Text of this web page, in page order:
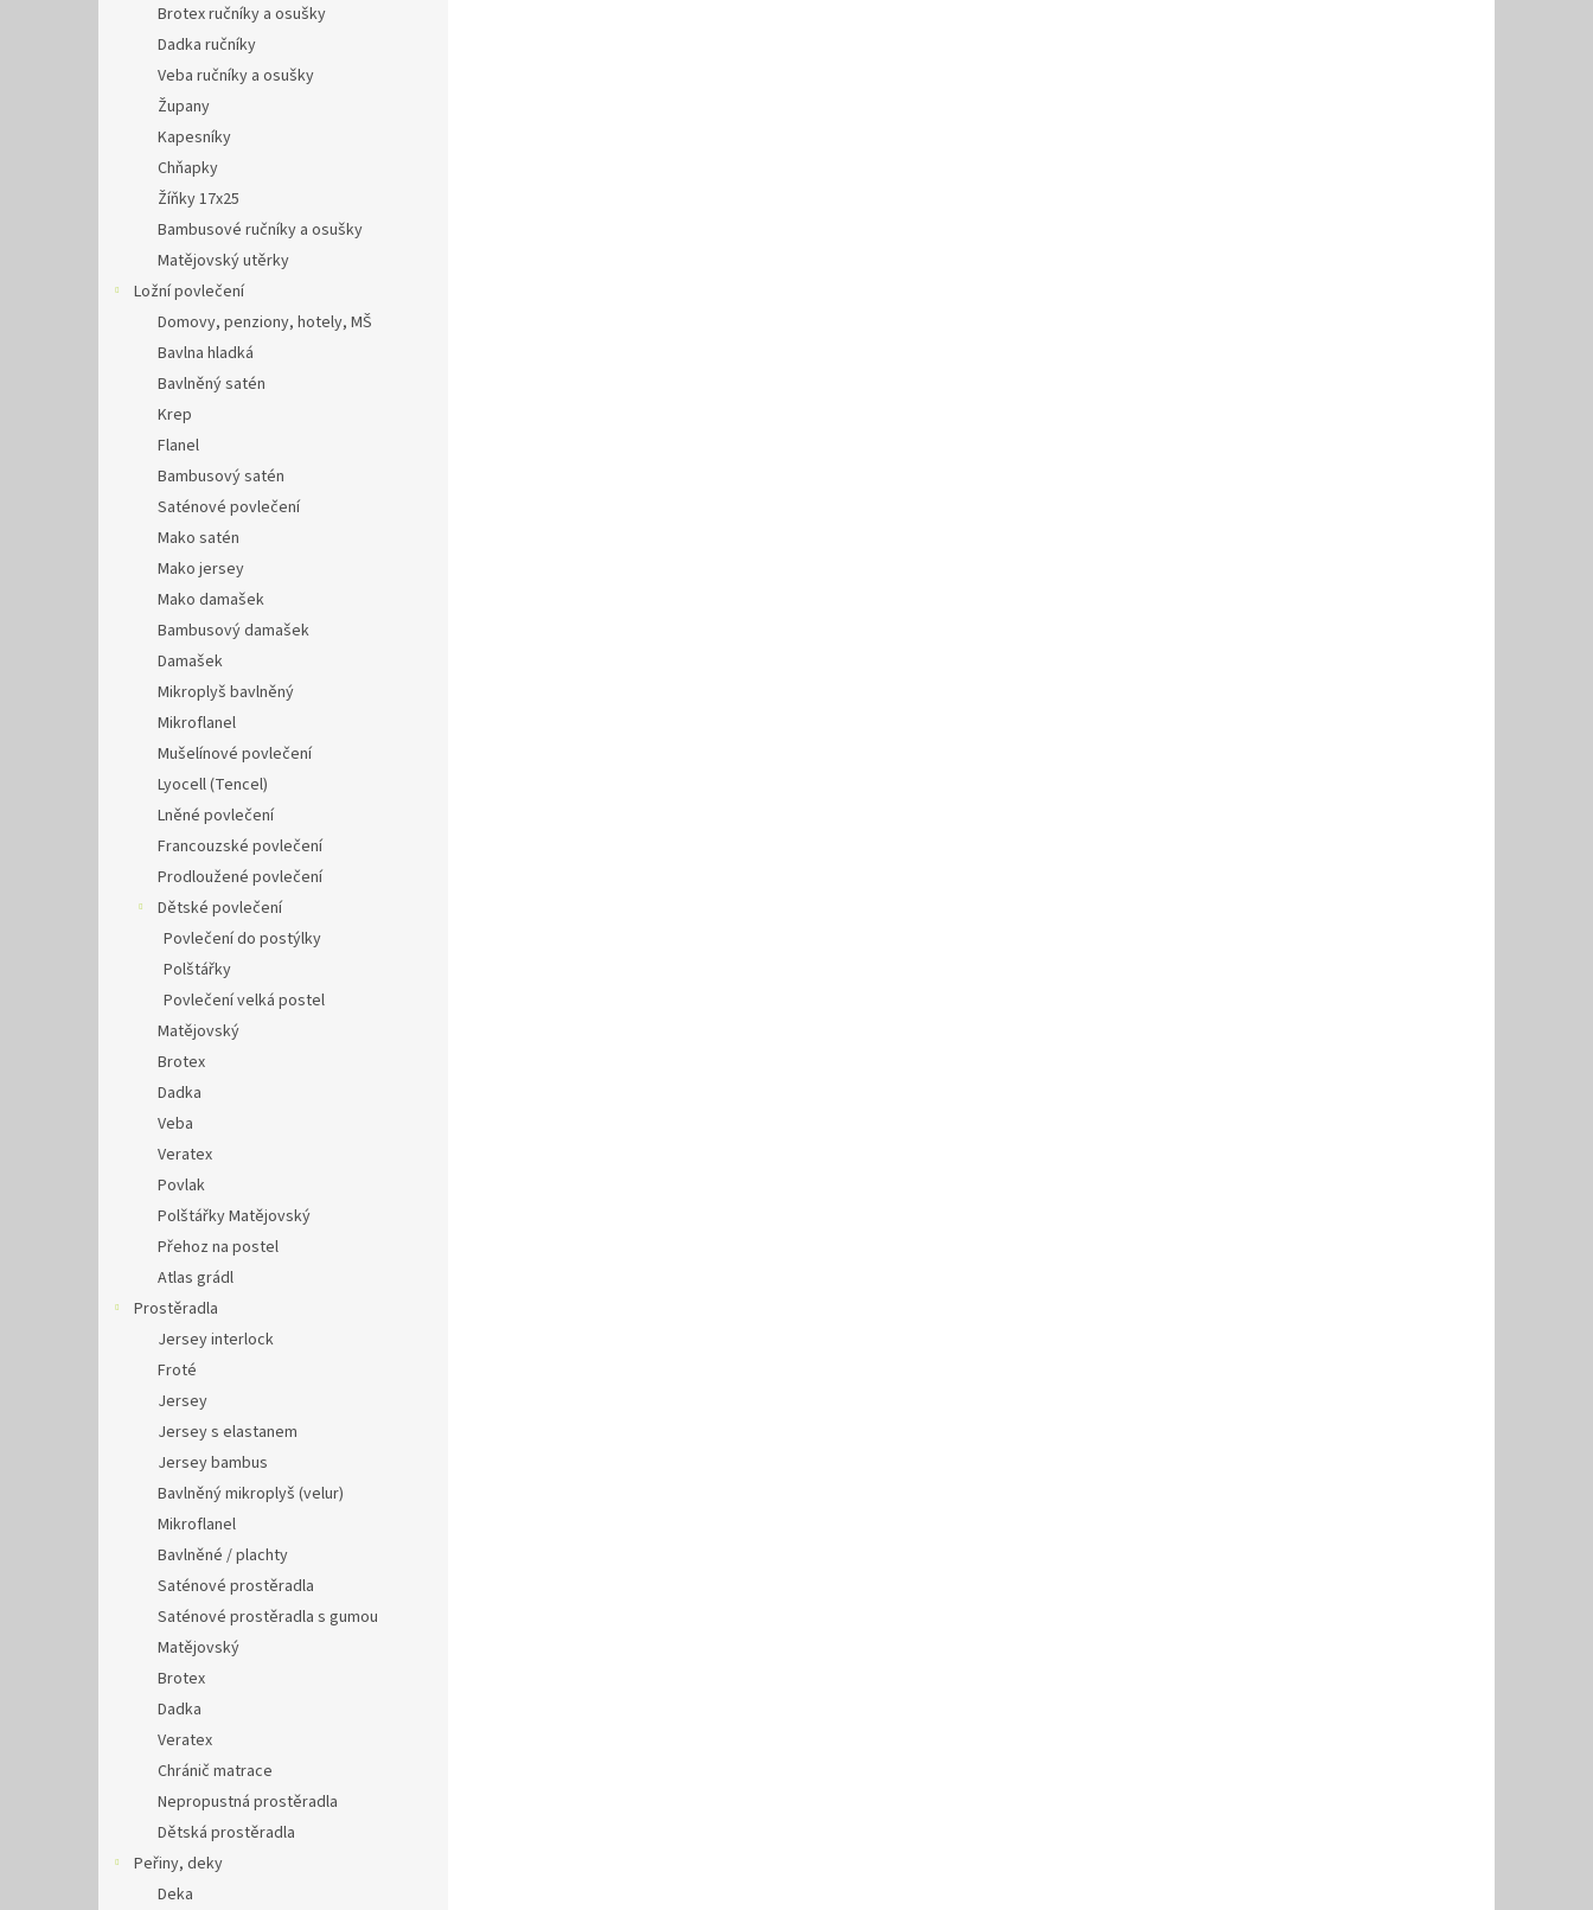
Brotex ručníky a osušky
Dadka ručníky
Veba ručníky a osušky
Župany
Kapesníky
Chňapky
Žíňky 17x25
Bambusové ručníky a osušky
Matějovský utěrky
Ložní povlečení
Domovy, penziony, hotely, MŠ
Bavlna hladká
Bavlněný satén
Krep
Flanel
Bambusový satén
Saténové povlečení
Mako satén
Mako jersey
Mako damašek
Bambusový damašek
Damašek
Mikroplyš bavlněný
Mikroflanel
Mušelínové povlečení
Lyocell (Tencel)
Lněné povlečení
Francouzské povlečení
Prodloužené povlečení
Dětské povlečení
Povlečení do postýlky
Polštářky
Povlečení velká postel
Matějovský
Brotex
Dadka
Veba
Veratex
Povlak
Polštářky Matějovský
Přehoz na postel
Atlas grádl
Prostěradla
Jersey interlock
Froté
Jersey
Jersey s elastanem
Jersey bambus
Bavlněný mikroplyš (velur)
Mikroflanel
Bavlněné / plachty
Saténové prostěradla
Saténové prostěradla s gumou
Matějovský
Brotex
Dadka
Veratex
Chránič matrace
Nepropustná prostěradla
Dětská prostěradla
Peřiny, deky
Deka